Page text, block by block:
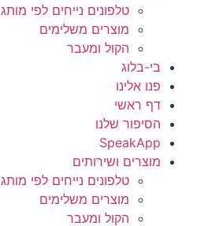
טלפונים נייחים לפי מותג
מוצרים משלימים
הקול ומעבר
בי-בלוג
פנו אלינו
דף ראשי
הסיפור שלנו
SpeakApp
מוצרים ושירותים
טלפונים נייחים לפי מותג
מוצרים משלימים
הקול ומעבר